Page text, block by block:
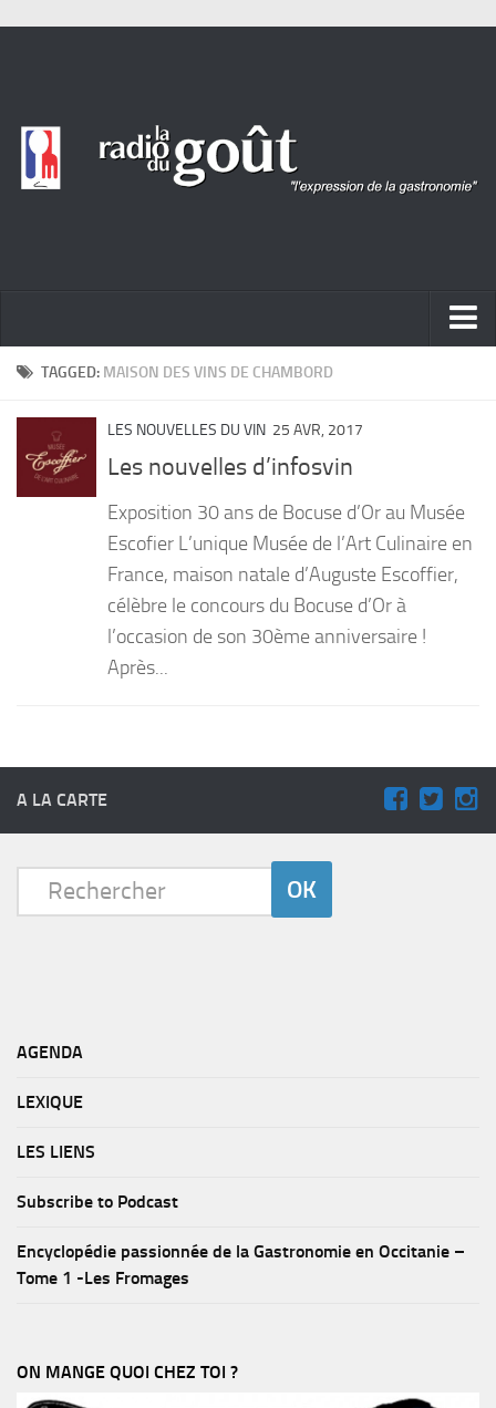
ACTUALITÉ
PORTRAITS
TAGGED: MAISON DES VINS DE CHAMBORD
LES NOUVELLES DU VIN 25 AVR, 2017
Les nouvelles d’infosvin
Exposition 30 ans de Bocuse d’Or au Musée
Escofier L’unique Musée de l’Art Culinaire en
France, maison natale d’Auguste Escoffier,
célèbre le concours du Bocuse d’Or à
l’occasion de son 30ème anniversaire !
Après...
A LA CARTE
AGENDA
LEXIQUE
LES LIENS
Subscribe to Podcast
Encyclopédie passionnée de la Gastronomie en Occitanie –
Tome 1 -Les Fromages
ON MANGE QUOI CHEZ TOI ?